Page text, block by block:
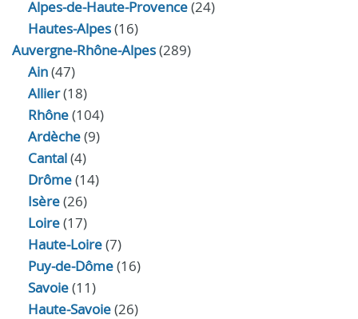
Alpes-de-Haute-Provence(24)
Hautes-Alpes(16)
Auvergne-Rhône-Alpes(289)
Ain(47)
Allier(18)
Rhône(104)
Ardèche(9)
Cantal(4)
Drôme(14)
Isère(26)
Loire(17)
Haute-Loire(7)
Puy-de-Dôme(16)
Savoie(11)
Haute-Savoie(26)